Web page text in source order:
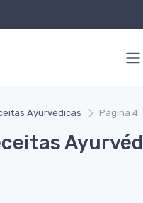
Ayurvédicas Página 4